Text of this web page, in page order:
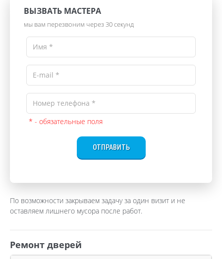
ВЫЗВАТЬ МАСТЕРА
мы вам перезвоним через 30 секунд
* - обязательные поля
ОТПРАВИТЬ
По возможности закрываем задачу за один визит и не
оставляем лишнего мусора после работ.
Ремонт дверей